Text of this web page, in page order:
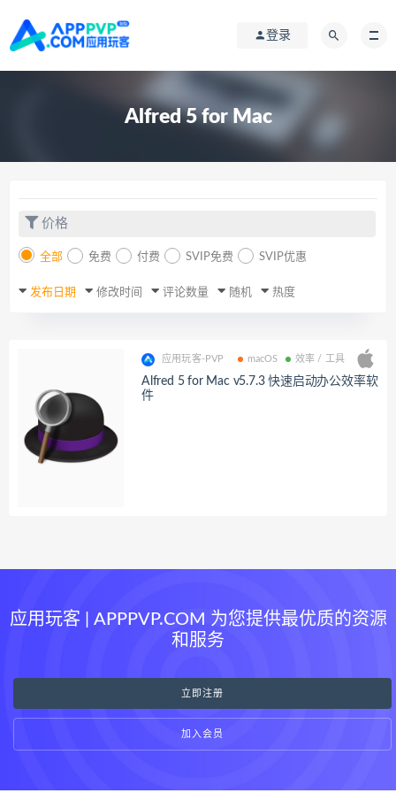
登录
Alfred 5 for Mac
价格
全部 免费 付费 SVIP免费 SVIP优惠
发布日期 修改时间 评论数量 随机 热度
应用玩客-PVP macOS 效率 / 工具
Alfred 5 for Mac v5.7.3 快速启动办公效率软
件
应用玩客 | APPPVP.COM 为您提供最优质的资源
和服务
立即注册
加入会员